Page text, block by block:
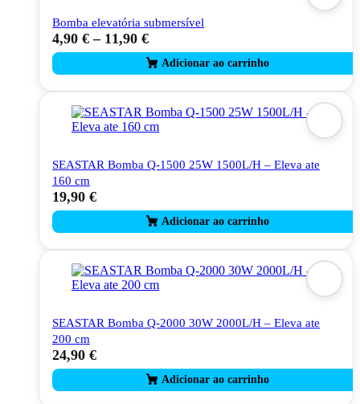
chosen
the
Bomba elevatória submersível
4,90 € – 11,90 €
This
product
has
multiple
variants.
options
chosen
the
product
page
SEASTAR Bomba Q-1500 25W 1500L/H – Eleva ate
160 cm
19,90 €
SEASTAR Bomba Q-2000 30W 2000L/H – Eleva ate
200 cm
24,90 €